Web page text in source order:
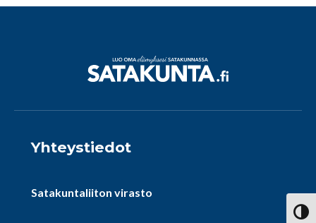
Yhteystiedot
Satakuntaliiton virasto